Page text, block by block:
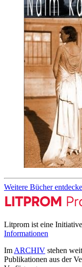
Weitere Bücher
Litprom ist eine
Informationen
Im ARCHIV stehen
Publikationen aus der